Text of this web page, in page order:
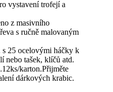
vystavení trofejí a
z masivního
s ručně malovaným
25 ocelovými háčky k
nebo tašek, klíčů atd.
karton.Přijměte
dárkových krabic.